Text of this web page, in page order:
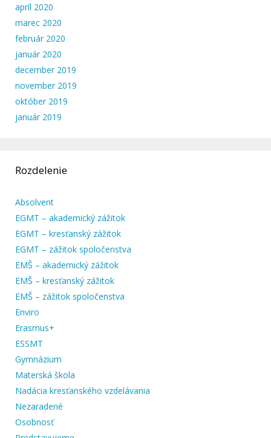
apríl 2020
marec 2020
február 2020
január 2020
december 2019
november 2019
október 2019
január 2019
Rozdelenie
Absolvent
EGMT – akademický zážitok
EGMT – kresťanský zážitok
EGMT – zážitok spoločenstva
EMŠ – akademický zážitok
EMŠ – kresťanský zážitok
EMŠ – zážitok spoločenstva
Enviro
Erasmus+
ESSMT
Gymnázium
Materská škola
Nadácia kresťanského vzdelávania
Nezaradené
Osobnosť